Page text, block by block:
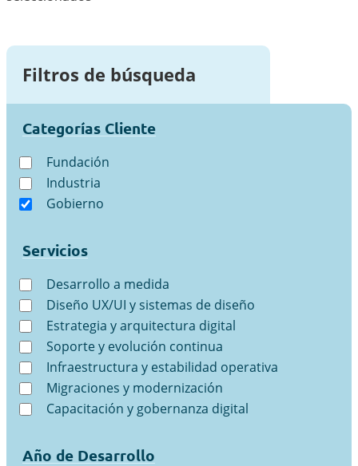
Filtros de búsqueda
Categorías Cliente
Fundación
Industria
Gobierno
Servicios
Desarrollo a medida
Diseño UX/UI y sistemas de diseño
Estrategia y arquitectura digital
Soporte y evolución continua
Infraestructura y estabilidad operativa
Migraciones y modernización
Capacitación y gobernanza digital
Año de Desarrollo